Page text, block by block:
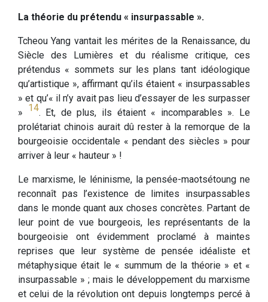
La théorie du prétendu « insurpassable ».
Tcheou Yang vantait les mérites de la Renaissance, du
Siècle des Lumières et du réalisme critique, ces
prétendus « sommets sur les plans tant idéologique
qu’artistique », affirmant qu’ils étaient « insurpassables
» et qu’« il n’y avait pas lieu d’essayer de les surpasser
» 14. Et, de plus, ils étaient « incomparables ». Le
prolétariat chinois aurait dû rester à la remorque de la
bourgeoisie occidentale « pendant des siècles » pour
arriver à leur « hauteur » !
Le marxisme, le léninisme, la pensée-maotsétoung ne
reconnaît pas l’existence de limites insurpassables
dans le monde quant aux choses concrètes. Partant de
leur point de vue bourgeois, les représentants de la
bourgeoisie ont évidemment proclamé à maintes
reprises que leur système de pensée idéaliste et
métaphysique était le « summum de la théorie » et «
insurpassable » ; mais le développement du marxisme
et celui de la révolution ont depuis longtemps percé à